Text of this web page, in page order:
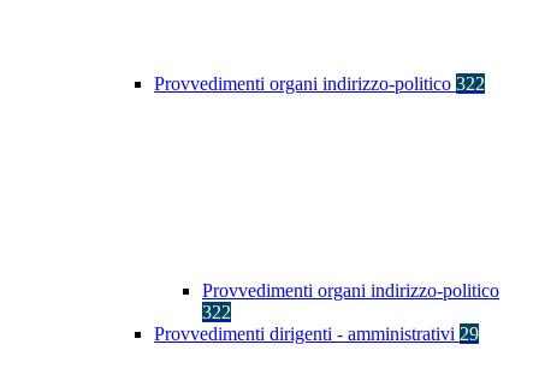
Provvedimenti organi indirizzo-politico 322
Provvedimenti organi indirizzo-politico
322
Provvedimenti dirigenti - amministrativi 29